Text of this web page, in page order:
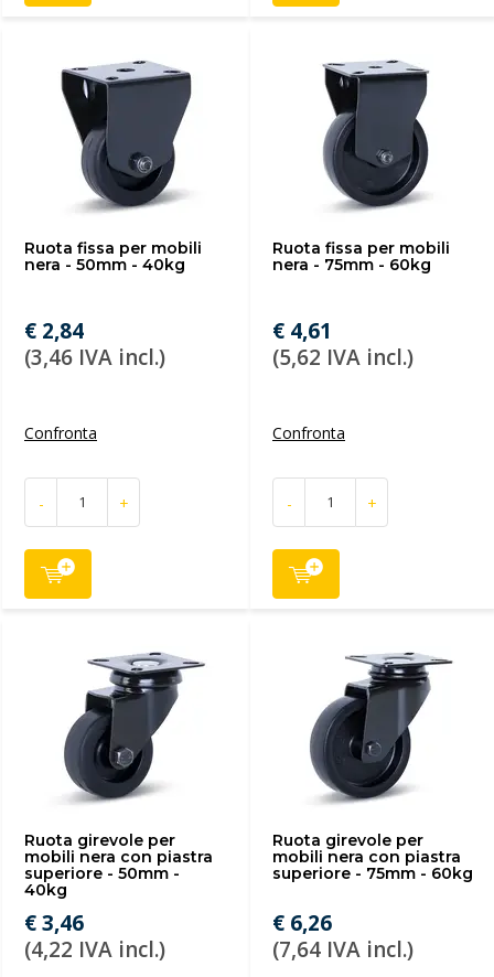
Ruota fissa per mobili
nera - 50mm - 40kg
€ 2,84
(3,46 IVA incl.)
Confronta
- +
Ruota fissa per mobili
nera - 75mm - 60kg
€ 4,61
(5,62 IVA incl.)
Confronta
- +
Ruota girevole per
mobili nera con piastra
superiore - 50mm -
40kg
€ 3,46
(4,22 IVA incl.)
Ruota girevole per
mobili nera con piastra
superiore - 75mm - 60kg
€ 6,26
(7,64 IVA incl.)